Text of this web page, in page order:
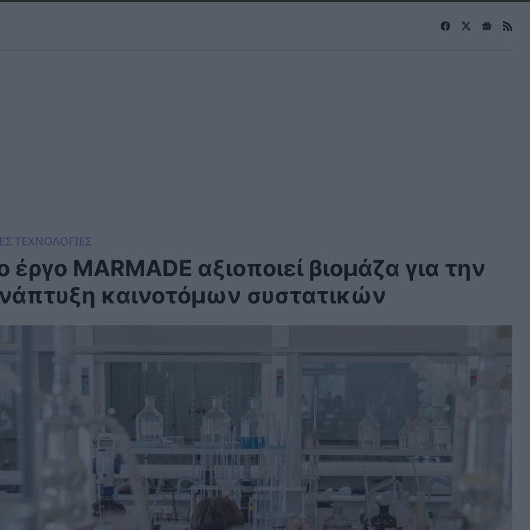
ΤΕΧΝΟΛΟΓΙΕΣ
έργο MARMADE αξιοποιεί βιομάζα για την
καινοτόμων συστατικών